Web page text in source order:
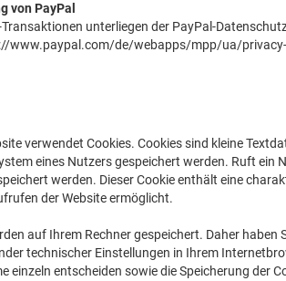
von PayPal
unterliegen der PayPal-
www.paypal.com/de/webapps/mpp/ua/privacy-
verwendet Cookies. Cookies sind kleine
eines Nutzers gespeichert werden. Ruft ein
werden. Dieser Cookie enthält eine
der Website ermöglicht.
auf Ihrem Rechner gespeichert. Daher haben
technischer Einstellungen in Ihrem
einzeln entscheiden sowie die Speicherung der